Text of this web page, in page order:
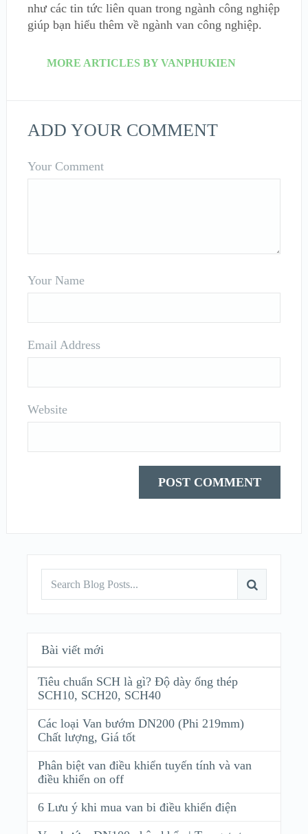
như các tin tức liên quan trong ngành công nghiệp
giúp bạn hiểu thêm về ngành van công nghiệp.
MORE ARTICLES BY VANPHUKIEN
ADD YOUR COMMENT
Your Comment
Your Name
Email Address
Website
Bài viết mới
Tiêu chuẩn SCH là gì? Độ dày ống thép
SCH10, SCH20, SCH40
Các loại Van bướm DN200 (Phi 219mm)
Chất lượng, Giá tốt
Phân biệt van điều khiển tuyến tính và van
điều khiển on off
6 Lưu ý khi mua van bi điều khiển điện